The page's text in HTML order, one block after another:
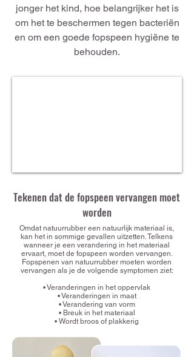
jonger het kind, hoe belangrijker het is
om het te beschermen tegen bacteriën
en om een ​​goede fopspeen hygiëne te
behouden.
Tekenen dat de fopspeen vervangen moet
worden
Omdat natuurrubber een natuurlijk materiaal is,
kan het in sommige gevallen uitzetten. Telkens
wanneer je een verandering in het materiaal
ervaart, moet de fopspeen worden vervangen.
Fopspenen van natuurrubber moeten worden
vervangen als je de volgende symptomen ziet:
• Veranderingen in het oppervlak
• Veranderingen in maat
• Verandering van vorm
• Breuk in het materiaal
• Wordt broos of plakkerig